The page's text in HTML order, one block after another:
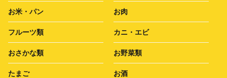
お米・パン お肉
フルーツ類 カニ・エビ
おさかな類 お野菜類
たまご お酒